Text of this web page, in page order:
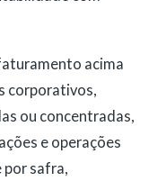
acima
corporativos,
ou concentradas,
e operações
por safra,